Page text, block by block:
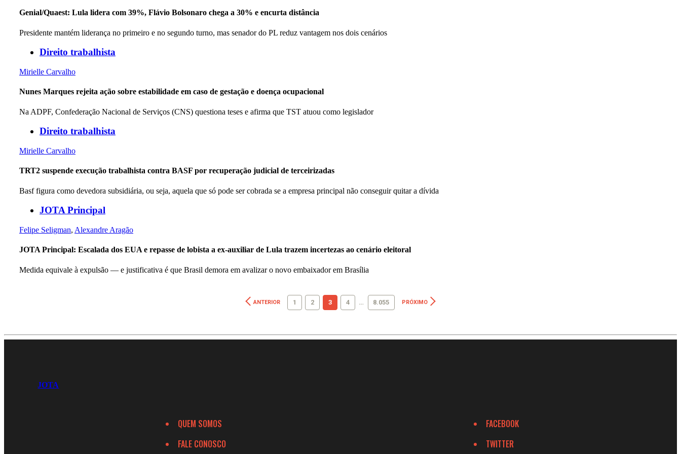
Genial/Quaest: Lula lidera com 39%, Flávio Bolsonaro chega a 30% e encurta distância
Presidente mantém liderança no primeiro e no segundo turno, mas senador do PL reduz vantagem nos dois cenários
Direito trabalhista
Mirielle Carvalho
Nunes Marques rejeita ação sobre estabilidade em caso de gestação e doença ocupacional
Na ADPF, Confederação Nacional de Serviços (CNS) questiona teses e afirma que TST atuou como legislador
Direito trabalhista
Mirielle Carvalho
TRT2 suspende execução trabalhista contra BASF por recuperação judicial de terceirizadas
Basf figura como devedora subsidiária, ou seja, aquela que só pode ser cobrada se a empresa principal não conseguir quitar a dívida
JOTA Principal
Felipe Seligman, Alexandre Aragão
JOTA Principal: Escalada dos EUA e repasse de lobista a ex-auxiliar de Lula trazem incertezas ao cenário eleitoral
Medida equivale à expulsão — e justificativa é que Brasil demora em avalizar o novo embaixador em Brasília
ANTERIOR 1 2 3 4 … 8.055 PRÓXIMO
JOTA
QUEM SOMOS
FALE CONOSCO
FACEBOOK
TWITTER